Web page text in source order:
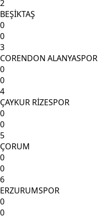
2
BEŞİKTAŞ
0
0
3
CORENDON ALANYASPOR
0
0
4
ÇAYKUR RİZESPOR
0
0
5
ÇORUM
0
0
6
ERZURUMSPOR
0
0